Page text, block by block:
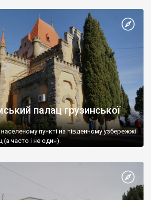
палац грузинської
пункті на південному узбережжі
(а часто і не один).